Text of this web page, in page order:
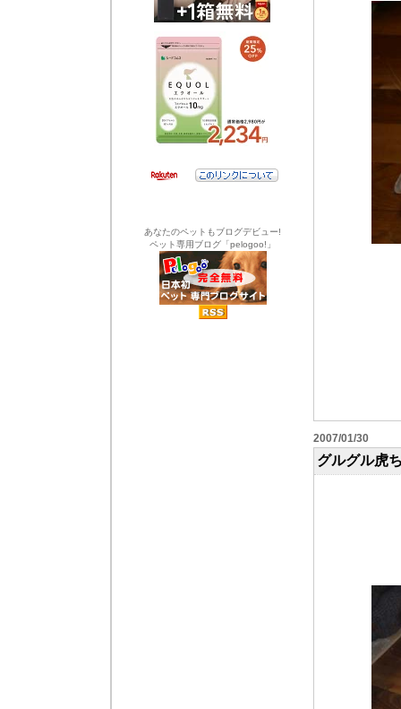
あなたのペットもブログデビュー!
ペット専用ブログ「pelogoo!」
2007/01/30
グルグル虎